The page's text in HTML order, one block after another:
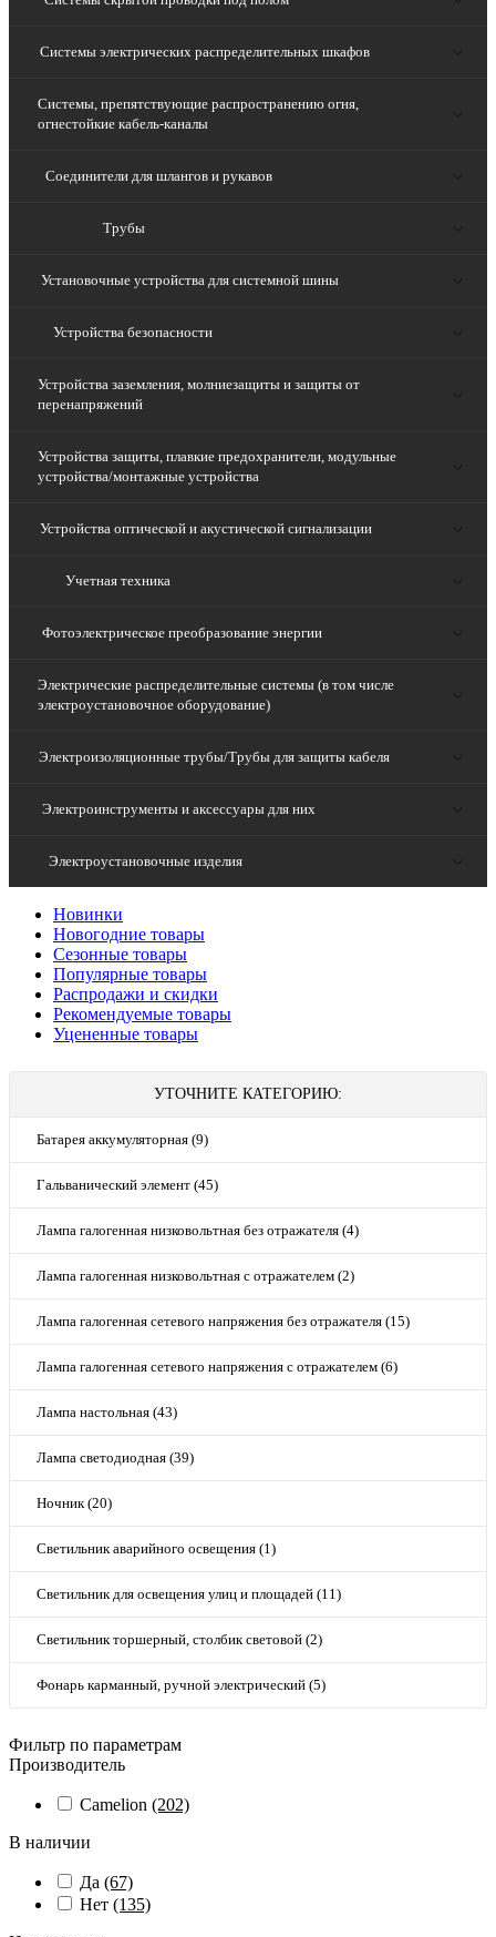
Системы электрических распределительных шкафов
Системы, препятствующие распространению огня,
огнестойкие кабель-каналы
Соединители для шлангов и рукавов
Трубы
Установочные устройства для системной шины
Устройства безопасности
Устройства заземления, молниезащиты и защиты от
перенапряжений
Устройства защиты, плавкие предохранители, модульные
устройства/монтажные устройства
Устройства оптической и акустической сигнализации
Учетная техника
Фотоэлектрическое преобразование энергии
Электрические распределительные системы (в том числе
электроустановочное оборудование)
Электроизоляционные трубы/Трубы для защиты кабеля
Электроинструменты и аксессуары для них
Электроустановочные изделия
Новинки
Новогодние товары
Сезонные товары
Популярные товары
Распродажи и скидки
Рекомендуемые товары
Уцененные товары
УТОЧНИТЕ КАТЕГОРИЮ:
Батарея аккумуляторная (9)
Гальванический элемент (45)
Лампа галогенная низковольтная без отражателя (4)
Лампа галогенная низковольтная с отражателем (2)
Лампа галогенная сетевого напряжения без отражателя (15)
Лампа галогенная сетевого напряжения с отражателем (6)
Лампа настольная (43)
Лампа светодиодная (39)
Ночник (20)
Светильник аварийного освещения (1)
Светильник для освещения улиц и площадей (11)
Светильник торшерный, столбик световой (2)
Фонарь карманный, ручной электрический (5)
Фильтр по параметрам
Производитель
Camelion (202)
В наличии
Да (67)
Нет (135)